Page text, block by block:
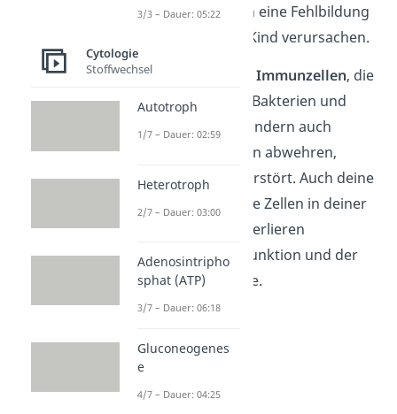
denn diese können eine Fehlbildung
bei dem späteren Kind verursachen.
Außerdem werdenImmunzellen, die
plötzlich nicht nur Bakterien und
Viren angreifen, sondern auch
körpereigene Zellen abwehren,
durch Apoptose zerstört. Auch deine
Sinneszellen
für die Zellen in deiner
Zunge oder Nase verlieren
irgendwann ihre Funktion und der
Körper erneuert sie.
3/3 – Dauer: 05:22
Cytologie
Stoffwechsel
Autotroph
1/7 – Dauer: 02:59
Heterotroph
2/7 – Dauer: 03:00
Adenosintripho
sphat (ATP)
3/7 – Dauer: 06:18
Gluconeogenes
e
4/7 – Dauer: 04:25